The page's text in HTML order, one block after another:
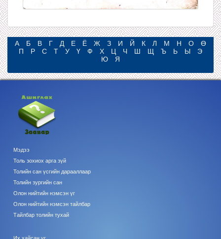
А Б В Г Д Е Ё Ж З И Й К Л М Н О
Ө
П
Р С Т У Ү Ф Х Ц Ч Ш Щ Ъ Ь Ы
Э
Ю
Я
Мэдээ
Толь зохиох арга зүй
Толийн сан үсгийн дарааллаар
Толийн зургийн сан
Олон нийтийн нэмсэн үг
Олон нийтийн нэмсэн тайлбар
Тайлбар толийн тухай